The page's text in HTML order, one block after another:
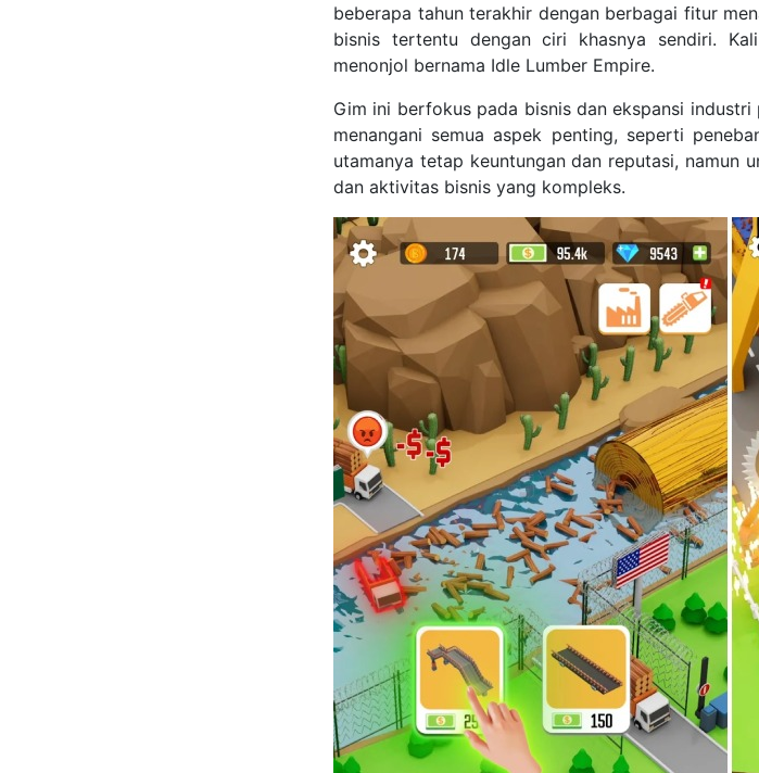
beberapa tahun terakhir dengan berbagai fitur
bisnis tertentu dengan ciri khasnya sendiri.
menonjol bernama Idle Lumber Empire.
Gim ini berfokus pada bisnis dan ekspansi
menangani semua aspek penting, seperti
utamanya tetap keuntungan dan reputasi, namun
dan aktivitas bisnis yang kompleks.